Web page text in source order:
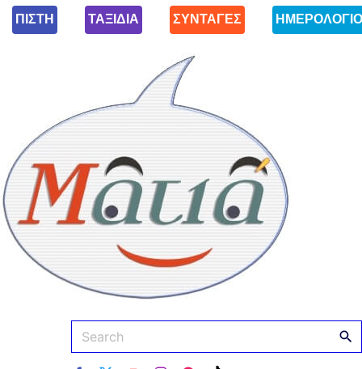
ΠΙΣΤΗ ΤΑΞΙΔΙΑ ΣΥΝΤΑΓΕΣ ΗΜΕΡΟΛΟΓΙΟ